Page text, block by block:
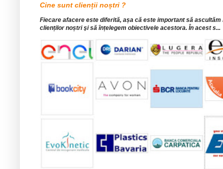
Cine sunt clienții noștri ?
Fiecare afacere este diferită, așa că este important să ascultăm
clienților noștri şi să înțelegem obiectivele acestora. În acest s...